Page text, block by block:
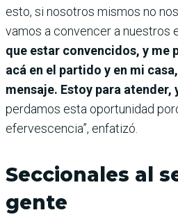
esto, si nosotros mismos no
vamos a convencer a nuestros
que estar convencidos, y me
acá en el partido y en mi
mensaje. Estoy para atender,
perdamos esta oportunidad
efervescencia”, enfatizó.
Seccionales al
gente